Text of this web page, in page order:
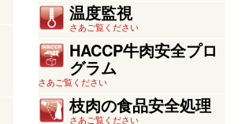
温度監視
さあご覧ください
HACCP牛肉安全プロ
グラム
さあご覧ください
枝肉の食品安全処理
さあご覧ください